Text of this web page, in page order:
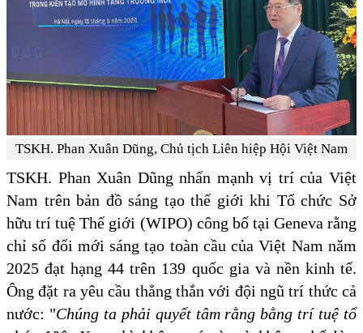
TSKH. Phan Xuân Dũng, Chủ tịch Liên hiệp Hội Việt Nam
TSKH. Phan Xuân Dũng nhấn mạnh vị trí của Việt
Nam trên bản đồ sáng tạo thế giới khi Tổ chức Sở
hữu trí tuệ Thế giới (WIPO) công bố tại Geneva rằng
chỉ số đổi mới sáng tạo toàn cầu của Việt Nam năm
2025 đạt hạng 44 trên 139 quốc gia và nền kinh tế.
Ông đặt ra yêu cầu thẳng thắn với đội ngũ trí thức cả
nước: "Chúng ta phải quyết tâm rằng bằng trí tuệ tổ